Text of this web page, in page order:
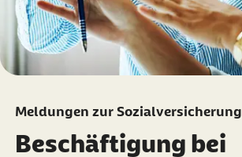
Meldungen zur Sozialversicherung
Beschäftigung bei